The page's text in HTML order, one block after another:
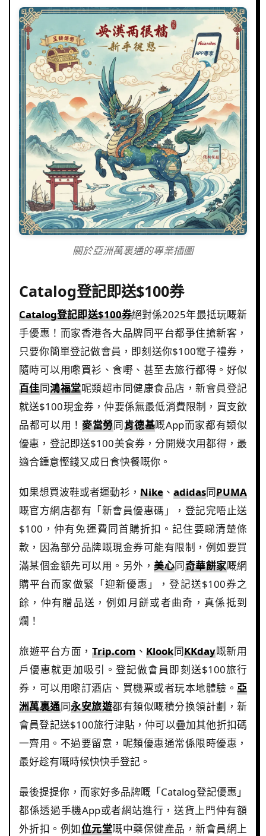
關於亞洲萬裏通的專業插圖
Catalog登記即送$100券
Catalog登記即送$100券絕對係2025年最抵玩嘅新
手優惠！而家香港各大品牌同平台都爭住搶新客，
只要你簡單登記做會員，即刻送你$100電子禮券，
隨時可以用嚟買衫、食嘢、甚至去旅行都得。好似
百佳同鴻福堂呢類超市同健康食品店，新會員登記
就送$100現金券，仲要係無最低消費限制，買支飲
品都可以用！ 麥當勞同肯德基嘅App而家都有類似
優惠，登記即送$100美食券，分開幾次用都得，最
適合鍾意慳錢又成日食快餐嘅你。
如果想買波鞋或者運動衫， Nike 、 adidas同PUMA
嘅官方網店都有「新會員優惠碼」，登記完唔止送
$100，仲有免運費同首購折扣。記住要睇清楚條
款，因為部分品牌嘅現金券可能有限制，例如要買
滿某個金額先可以用。另外，美心同奇華餅家嘅網
購平台而家做緊「迎新優惠」，登記送$100券之
餘，仲有贈品送，例如月餅或者曲奇，真係抵到
爛！
旅遊平台方面， Trip.com 、Klook同KKday嘅新用
戶優惠就更加吸引。登記做會員即刻送$100旅行
券，可以用嚟訂酒店、買機票或者玩本地體驗。 亞
洲萬裏通同永安旅遊都有類似嘅積分換領計劃，新
會員登記送$100旅行津貼，仲可以疊加其他折扣碼
一齊用。不過要留意，呢類優惠通常係限時優惠，
最好趁有嘅時候快快手登記。
最後提提你，而家好多品牌嘅「Catalog登記優惠」
都係透過手機App或者網站進行，送貨上門仲有額
外折扣。例如位元堂嘅中藥保健產品，新會員網上